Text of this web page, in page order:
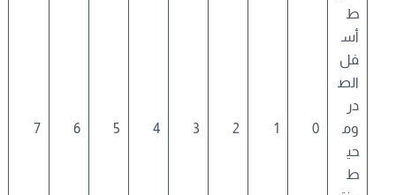
ط
أس
فل
الص
در
وم
حي
ط
0
1
2
3
4
5
6
7